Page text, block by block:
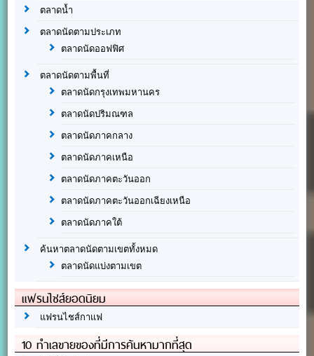
ตลาดน้ำ
ตลาดนัดตามประเภท
ตลาดนัดออฟฟิศ
ตลาดนัดตามพื้นที่
ตลาดนัดกรุงเทพมหานคร
ตลาดนัดปริมณฑล
ตลาดนัดภาคกลาง
ตลาดนัดภาคเหนือ
ตลาดนัดภาคตะวันออก
ตลาดนัดภาคตะวันออกเฉียงเหนือ
ตลาดนัดภาคใต้
ค้นหาตลาดนัดตามเขตทั้งหมด
ตลาดนัดแบ่งตามเขต
แฟรนไชส์ยอดนิยม
แฟรนไชส์กาแฟ
10 ทำเลขายของที่มีการค้นหามากที่สุด